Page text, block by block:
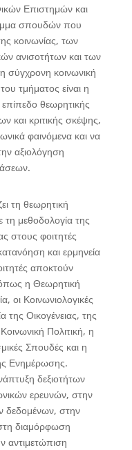
Επιστημών και
σπουδών που
κοινωνίας, των
ανισοτήτων και των
σύγχρονη κοινωνική
τμήματος είναι η
θεωρητικής
και κριτικής σκέψης,
φαινόμενα και να
αξιολόγηση
τη θεωρητική
τη μεθοδολογία της
στους φοιτητές
και ερμηνεία
αποκτούν
όπως η Θεωρητική
οι Κοινωνιολογικές
της Οικογένειας, της
Πολιτική, η
Σπουδές και η
Ενημέρωσης.
δεξιοτήτων
ερευνών, στην
δεδομένων, στην
διαμόρφωση
αντιμετώπιση